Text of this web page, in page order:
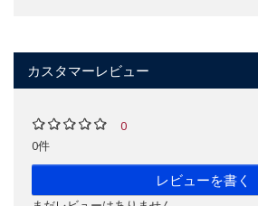
カスタマーレビュー
0
0件
レビューを書く